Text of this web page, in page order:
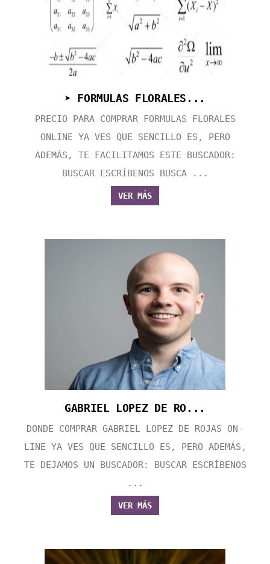
➤ FORMULAS FLORALES...
PRECIO PARA COMPRAR FORMULAS FLORALES
ONLINE YA VES QUE SENCILLO ES, PERO
ADEMÁS, TE FACILITAMOS ESTE BUSCADOR:
BUSCAR ESCRÍBENOS BUSCA ...
VER MÁS
GABRIEL LOPEZ DE RO...
DONDE COMPRAR GABRIEL LOPEZ DE ROJAS ON-
LINE YA VES QUE SENCILLO ES, PERO ADEMÁS,
TE DEJAMOS UN BUSCADOR: BUSCAR ESCRÍBENOS
...
VER MÁS